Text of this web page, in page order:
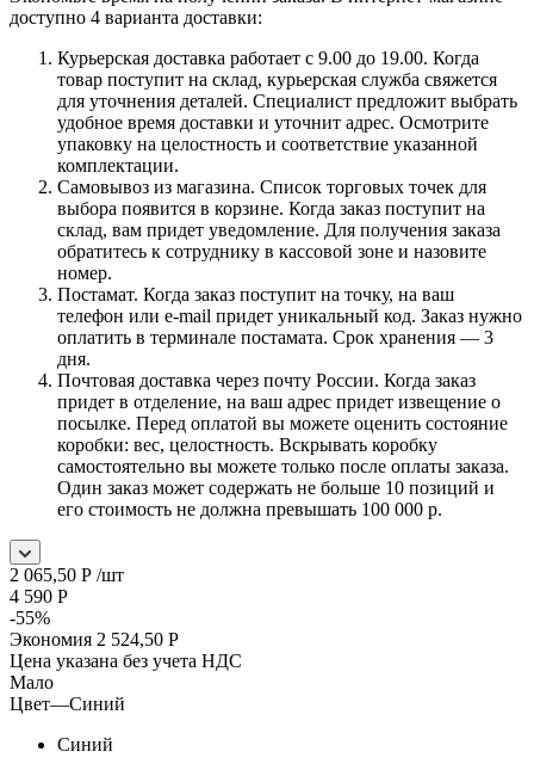
доступно 4 варианта доставки:
Курьерская доставка работает с 9.00 до 19.00. Когда
товар поступит на склад, курьерская служба свяжется
для уточнения деталей. Специалист предложит выбрать
удобное время доставки и уточнит адрес. Осмотрите
упаковку на целостность и соответствие указанной
комплектации.
Самовывоз из магазина. Список торговых точек для
выбора появится в корзине. Когда заказ поступит на
склад, вам придет уведомление. Для получения заказа
обратитесь к сотруднику в кассовой зоне и назовите
номер.
Постамат. Когда заказ поступит на точку, на ваш
телефон или e-mail придет уникальный код. Заказ нужно
оплатить в терминале постамата. Срок хранения — 3
дня.
Почтовая доставка через почту России. Когда заказ
придет в отделение, на ваш адрес придет извещение о
посылке. Перед оплатой вы можете оценить состояние
коробки: вес, целостность. Вскрывать коробку
самостоятельно вы можете только после оплаты заказа.
Один заказ может содержать не больше 10 позиций и
его стоимость не должна превышать 100 000 р.
2 065,50 Р /шт
4 590 Р
-55%
Экономия 2 524,50 Р
Цена указана без учета НДС
Мало
Цвет—Синий
Синий